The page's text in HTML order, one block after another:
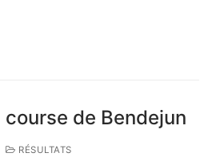
de Bendejun
RÉSULTATS